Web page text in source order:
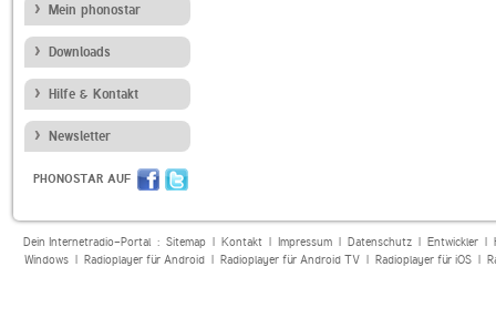
Mein phonostar
Downloads
Hilfe & Kontakt
Newsletter
PHONOSTAR AUF
Dein Internetradio-Portal : Sitemap| Kontakt| Impressum| Datenschutz| Entwickler|
Windows| Radioplayer für Android| Radioplayer für Android TV| Radioplayer für iOS|